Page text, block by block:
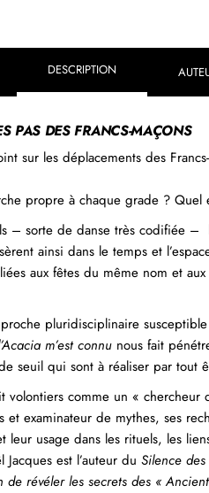
DESCRIPTION
PAS DES FRANCS-MAÇONS
sur les déplacements des
propre à chaque grade ? Quel
– sorte de danse très codifiée –
ainsi dans le temps et
aux fêtes du même nom et
pluridisciplinaire
m’est connunous fait
seuil qui sont à réaliser par tout
volontiers comme un «
et examinateur de mythes, ses
leur usage dans les rituels, les
Jacques est l’auteur du Silence
de révéler les secrets des «